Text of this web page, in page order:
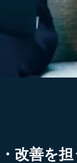
改善を